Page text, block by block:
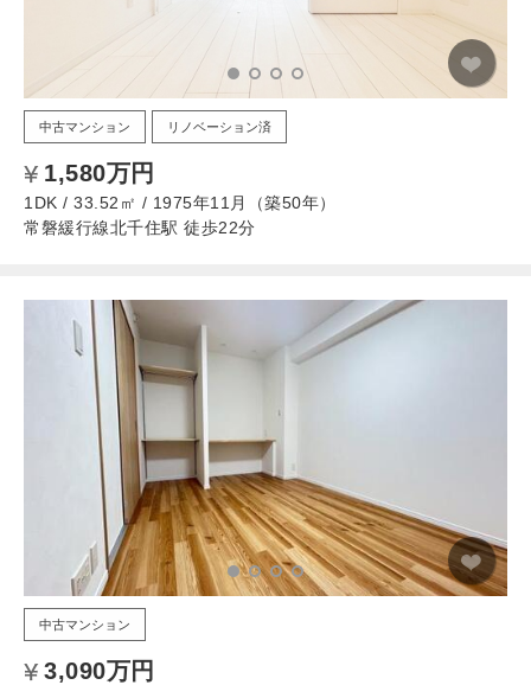
中古マンション リノベーション済
1,580万円
1DK / 33.52㎡ / 1975年11月（築50年）
常磐緩行線北千住駅 徒歩22分
中古マンション
3,090万円